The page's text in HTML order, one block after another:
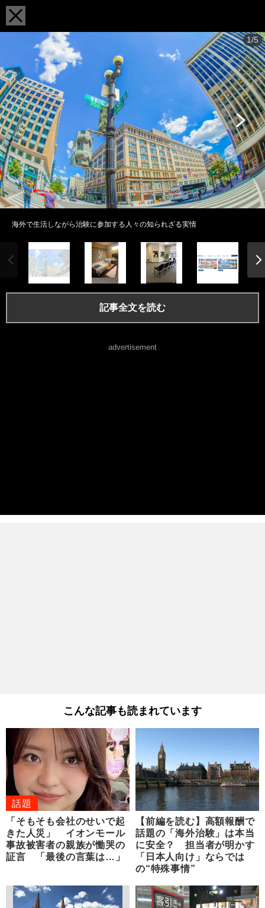
1/5
海外で生活しながら治験に参加する人々の知られざる実情
記事全文を読む
advertisement
こんな記事も読まれています
話題
「そもそも会社のせいで起
きた人災」 イオンモール
事故被害者の親族が慟哭の
証言 「最後の言葉は…」
【前編を読む】高額報酬で
話題の「海外治験」は本当
に安全？ 担当者が明かす
「日本人向け」ならでは
の“特殊事情”